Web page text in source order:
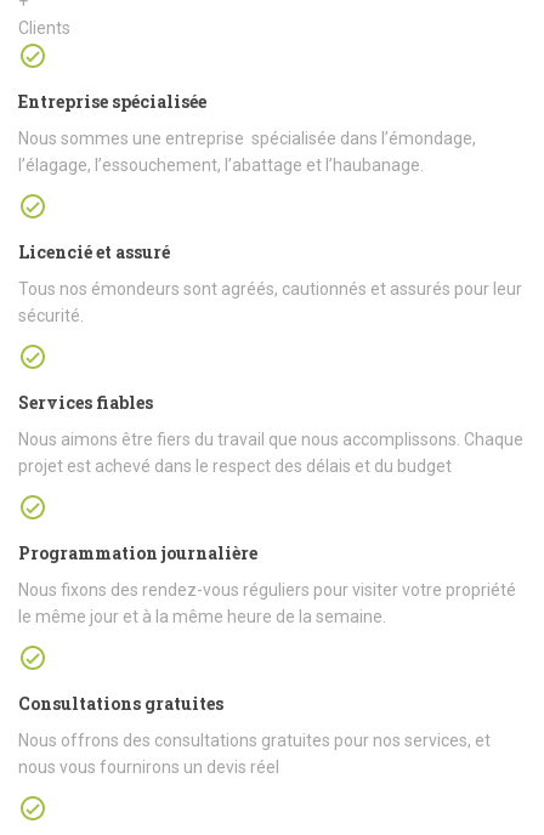
Clients
Entreprise spécialisée
Nous sommes une entreprise spécialisée dans l’émondage,
l’élagage, l’essouchement, l’abattage et l’haubanage.
Licencié et assuré
Tous nos émondeurs sont agréés, cautionnés et assurés pour leur
sécurité.
Services fiables
Nous aimons être fiers du travail que nous accomplissons. Chaque
projet est achevé dans le respect des délais et du budget
Programmation journalière
Nous fixons des rendez-vous réguliers pour visiter votre propriété
le même jour et à la même heure de la semaine.
Consultations gratuites
Nous offrons des consultations gratuites pour nos services, et
nous vous fournirons un devis réel